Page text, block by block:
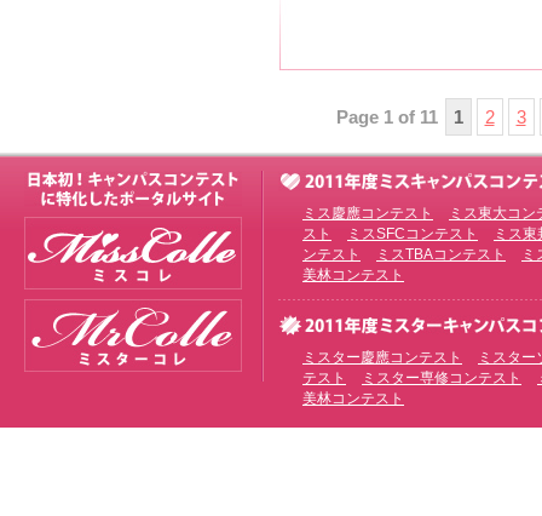
Page 1 of 11 1 2 3
ミス慶應コンテスト
ミス東大コン
スト
ミスSFCコンテスト
ミス
ンテスト
ミスTBAコンテスト
ミ
美林コンテスト
ミスター慶應コンテスト
ミスタ
テスト
ミスター専修コンテスト
美林コンテスト